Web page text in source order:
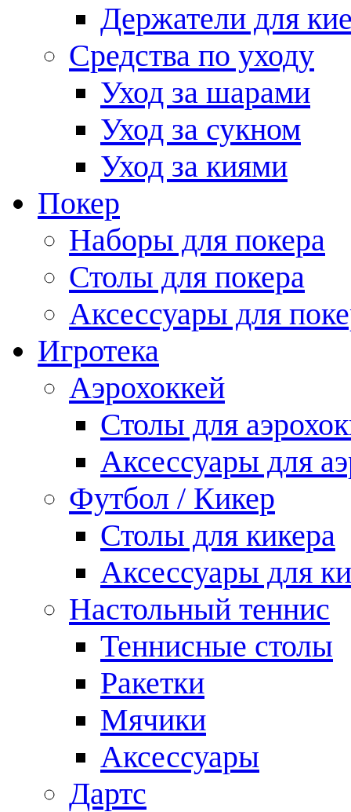
Держатели для
Средства по уходу
Уход за шарами
Уход за сукном
Уход за киями
Покер
Наборы для покера
Столы для покера
Аксессуары для
Игротека
Аэрохоккей
Столы для
Аксессуары для
Футбол / Кикер
Столы для кикера
Аксессуары для
Настольный теннис
Теннисные столы
Ракетки
Мячики
Аксессуары
Дартс